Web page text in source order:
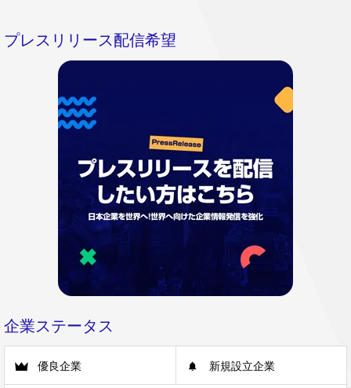
プレスリリース配信希望
企業ステータス
優良企業 新規設立企業